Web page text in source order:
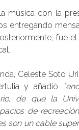
música con la
entregando
fue
Celeste Soto
y añadió
de que la
de
son un cable